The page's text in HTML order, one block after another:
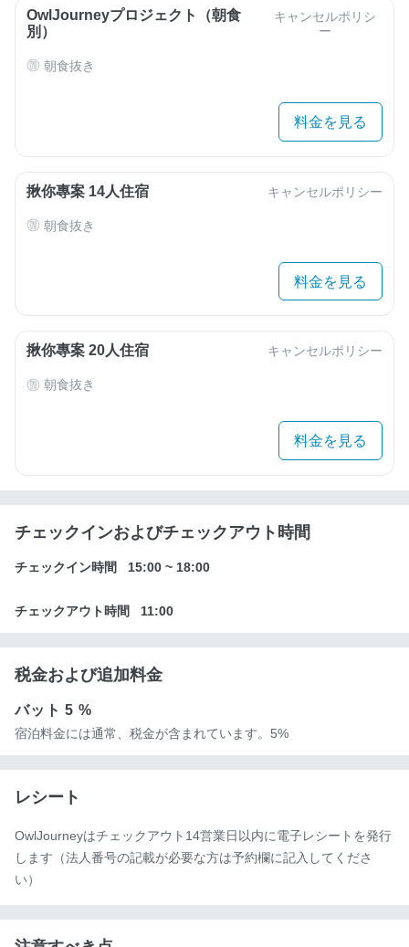
OwlJourneyプロジェクト（朝食
別）
キャンセルポリシ
ー
朝食抜き
料金を見る
揪你專案 14人住宿 キャンセルポリシー
朝食抜き
料金を見る
揪你專案 20人住宿 キャンセルポリシー
朝食抜き
料金を見る
チェックインおよびチェックアウト時間
チェックイン時間 15:00 ~ 18:00
チェックアウト時間 11:00
税金および追加料金
バット5 %
宿泊料金には通常、税金が含まれています。5%
レシート
OwlJourneyはチェックアウト14営業日以内に電子レシートを発行
します（法人番号の記載が必要な方は予約欄に記入してくださ
い）